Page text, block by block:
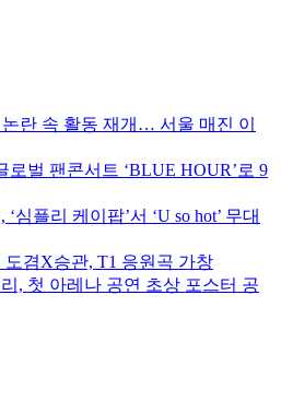
란 속 활동 재개… 서울 매진 이
로벌 팬콘서트 ‘BLUE HOUR’로 9
‘심플리 케이팝’서 ‘U so hot’ 무대
도겸X승관, T1 응원곡 가창
, 첫 아레나 공연 초상 포스터 공